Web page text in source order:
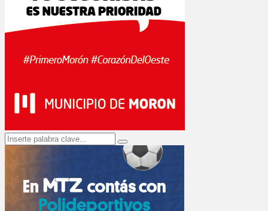
Search
for:
Search